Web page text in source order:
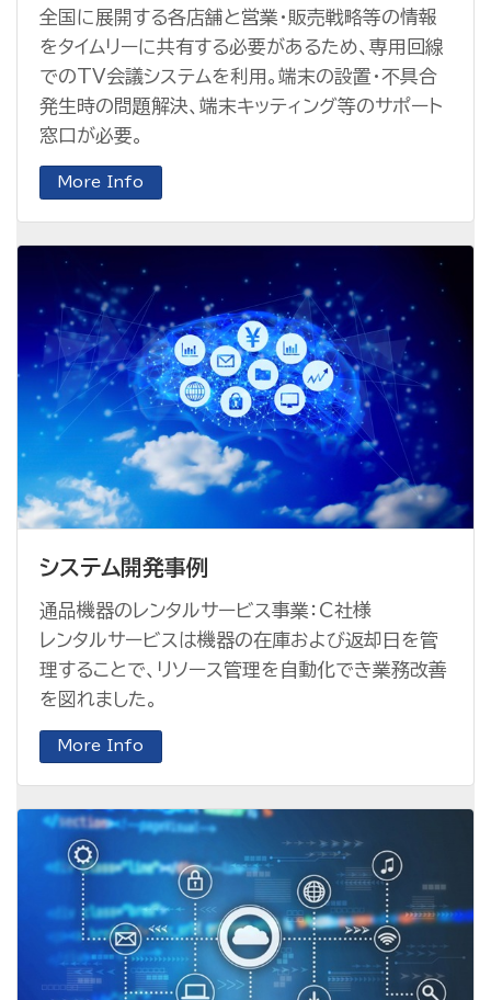
全国に展開する各店舗と営業・販売戦略等の情報
をタイムリーに共有する必要があるため、専用回線
でのTV会議システムを利用。端末の設置・不具合
発生時の問題解決、端末キッティング等のサポート
窓口が必要。
More Info
システム開発事例
通品機器のレンタルサービス事業：C社様
レンタルサービスは機器の在庫および返却日を管
理することで、リソース管理を自動化でき業務改善
を図れました。
More Info